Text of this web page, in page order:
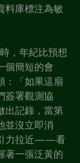
料庫標注為敏
，年紀比預想
個簡短的會
：「如果這扇
簽署觀測協
出記錄，當第
並沒立即消
力拉近——看
著一張泛黃的